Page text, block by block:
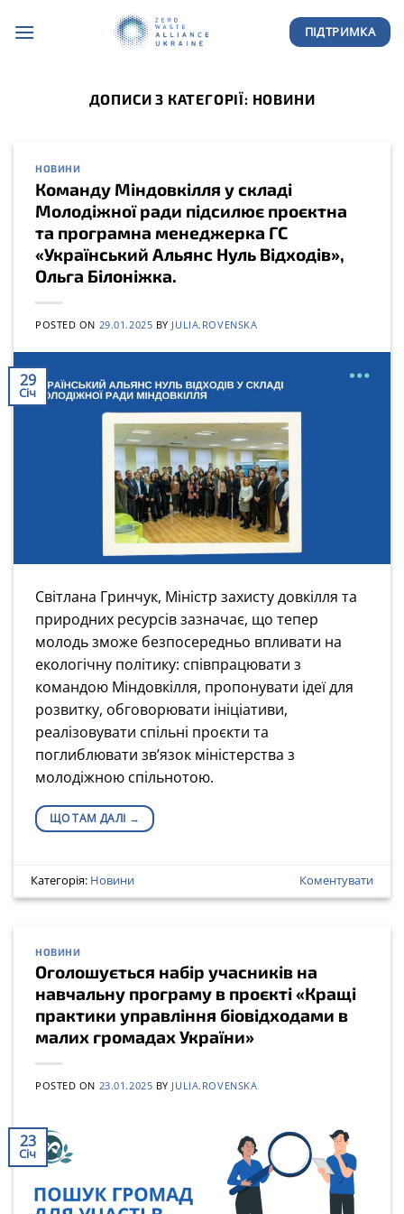
ПІДТРИМКА
ДОПИСИ З КАТЕГОРІЇ: НОВИНИ
НОВИНИ
Команду Міндовкілля у складі
Молодіжної ради підсилює проєктна
та програмна менеджерка ГС
«Український Альянс Нуль Відходів»,
Ольга Білоніжка.
POSTED ON 29.01.2025 BY JULIA.ROVENSKA
29
Січ
Світлана Гринчук, Міністр захисту довкілля та
природних ресурсів зазначає, що тепер
молодь зможе безпосередньо впливати на
екологічну політику: співпрацювати з
командою Міндовкілля, пропонувати ідеї для
розвитку, обговорювати ініціативи,
реалізовувати спільні проєкти та
поглиблювати зв’язок міністерства з
молодіжною спільнотою.
ЩО ТАМ ДАЛІ →
Категорія: Новини Коментувати
НОВИНИ
Оголошується набір учасників на
навчальну програму в проєкті «Кращі
практики управління біовідходами в
малих громадах України»
POSTED ON 23.01.2025 BY JULIA.ROVENSKA
23
Січ